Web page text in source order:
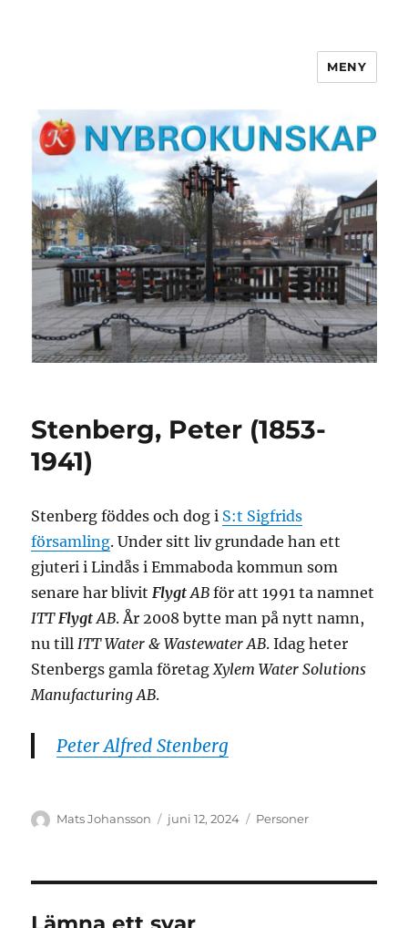
MENY
Stenberg, Peter (1853-
1941)
Stenberg föddes och dog i S:t Sigfrids
församling. Under sitt liv grundade han ett
gjuteri i Lindås i Emmaboda kommun som
senare har blivitFlygtAB för att 1991 ta namnet
ITTFlygtAB. År 2008 bytte man på nytt namn,
nu tillITT Water & Wastewater AB. Idag heter
Stenbergs gamla företagXylem Water Solutions
Manufacturing AB.
Peter Alfred Stenberg
Författare
Mats Johansson
Publicerat
juni 12, 2024 Kategorier
Personer